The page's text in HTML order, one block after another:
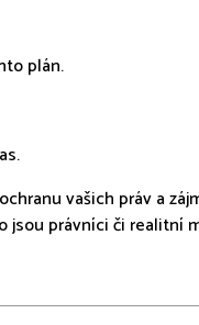
plán.
vašich práv a
právníci či realitní